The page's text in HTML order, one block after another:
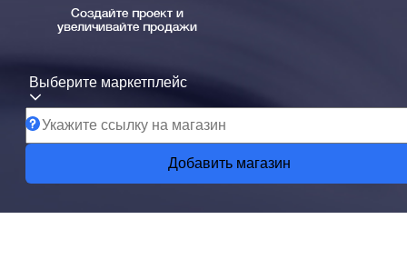
Создайте проект и
увеличивайте продажи
Выберите маркетплейс
Добавить магазин